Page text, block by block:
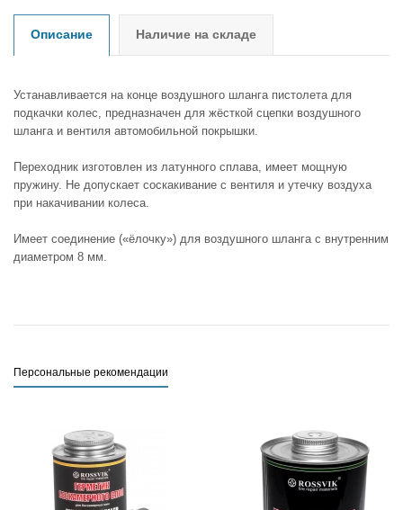
Описание Наличие на складе
Устанавливается на конце воздушного шланга пистолета для
подкачки колес, предназначен для жёсткой сцепки воздушного
шланга и вентиля автомобильной покрышки.
Переходник изготовлен из латунного сплава, имеет мощную
пружину. Не допускает соскакивание с вентиля и утечку воздуха
при накачивании колеса.
Имеет соединение («ёлочку») для воздушного шланга с внутренним
диаметром 8 мм.
Персональные рекомендации